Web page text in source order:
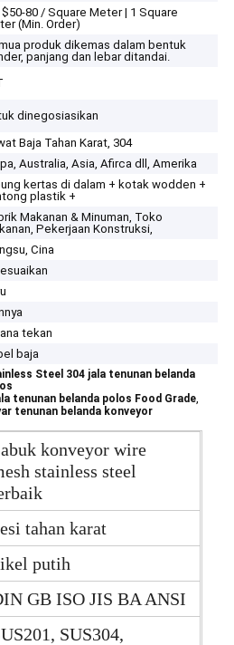
$50-80 / Square Meter | 1 Square
(Min. Order)
produk dikemas dalam bentuk
panjang dan lebar ditandai.
dinegosiasikan
Baja Tahan Karat, 304
Australia, Asia, Afirca dll, Amerika
kertas di dalam + kotak wodden +
plastik +
Makanan & Minuman, Toko
Pekerjaan Konstruksi,
Cina
tekan
baja
Steel 304 jala tenunan belanda
tenunan belanda polos Food Grade,
tenunan belanda konveyor
konveyor wire
stainless steel
tahan karat
putih
GB ISO JIS BA ANSI
SUS304,